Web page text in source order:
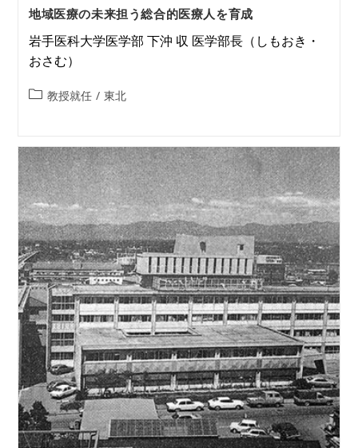
地域医療の未来担う総合的医療人を育成
岩手医科大学医学部 下沖 収 医学部長（しもおき・
おさむ）
教授就任 / 東北